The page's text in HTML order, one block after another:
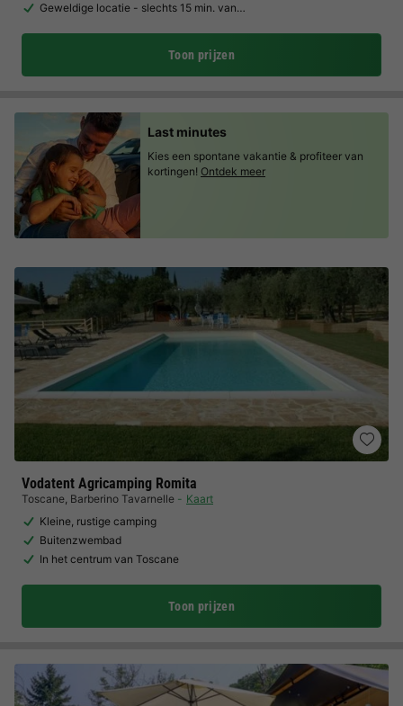
Geweldige locatie - slechts 15 min. van…
Toon prijzen
Vodatent Agricamping Romita
Toscane, Barberino Tavarnelle
Kaart
Kleine, rustige camping
Buitenzwembad
In het centrum van Toscane
Toon prijzen
Last minutes
Kies een spontane vakantie & profiteer van
kortingen! Ontdek meer